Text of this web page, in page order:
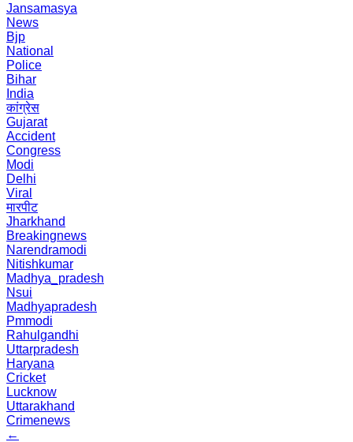
Jansamasya
News
Bjp
National
Police
Bihar
India
कांग्रेस
Gujarat
Accident
Congress
Modi
Delhi
Viral
मारपीट
Jharkhand
Breakingnews
Narendramodi
Nitishkumar
Madhya_pradesh
Nsui
Madhyapradesh
Pmmodi
Rahulgandhi
Uttarpradesh
Haryana
Cricket
Lucknow
Uttarakhand
Crimenews
←